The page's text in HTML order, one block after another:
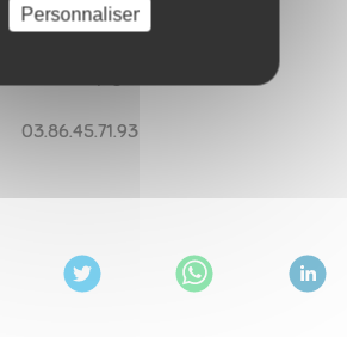
9 rue Arsène Duguyot
03.86.45.71.93
Personnaliser